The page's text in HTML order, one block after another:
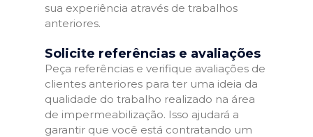
sua experiência através de trabalhos
anteriores.
Solicite referências e avaliações
Peça referências e verifique avaliações de
clientes anteriores para ter uma ideia da
qualidade do trabalho realizado na área
de impermeabilização. Isso ajudará a
garantir que você está contratando um